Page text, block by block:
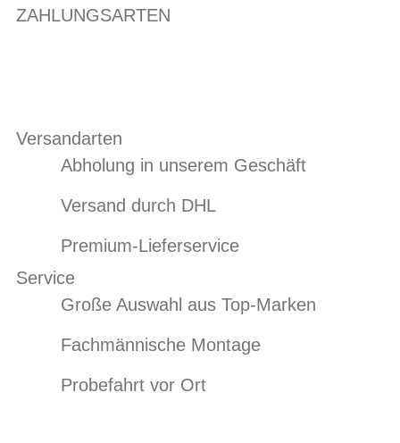
ZAHLUNGSARTEN
Versandarten
Abholung in unserem Geschäft
Versand durch DHL
Premium-Lieferservice
Service
Große Auswahl aus Top-Marken
Fachmännische Montage
Probefahrt vor Ort